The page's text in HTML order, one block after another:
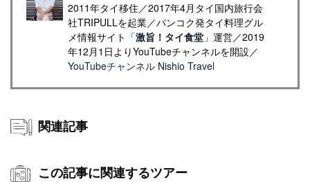
2011年タイ移住／2017年4月タイ国内旅行会
社TRIPULLを起業／バンコク発タイ料理グル
メ情報サイト「激旨！タイ食堂」運営／2019
年12月1日よりYouTubeチャンネルを開設／
YouTubeチャンネル Nishio Travel
関連記事
この記事に関連するツアー